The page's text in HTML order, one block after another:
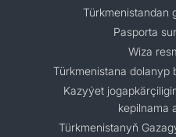
Türkmenistandan
Pasporta
Wiza
Türkmenistana dolanyp
Kazyýet
kepilnama
Türkmenistanyň